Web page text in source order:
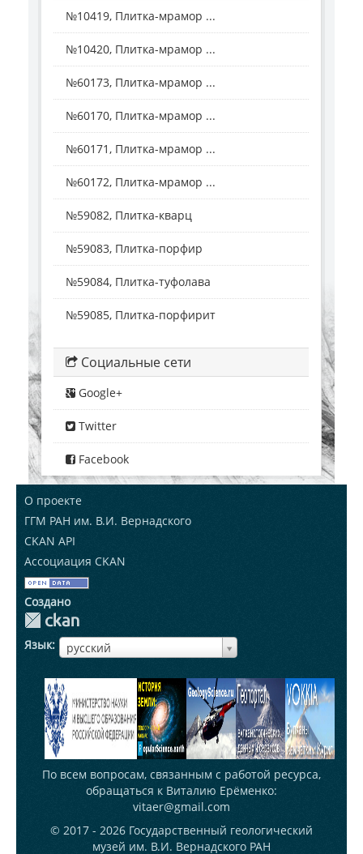
№10419, Плитка-мрамор ...
№10420, Плитка-мрамор ...
№60173, Плитка-мрамор ...
№60170, Плитка-мрамор ...
№60171, Плитка-мрамор ...
№60172, Плитка-мрамор ...
№59082, Плитка-кварц
№59083, Плитка-порфир
№59084, Плитка-туфолава
№59085, Плитка-порфирит
Социальные сети
Google+
Twitter
Facebook
О проекте
ГГМ РАН им. В.И. Вернадского
CKAN API
Ассоциация CKAN
Создано
Язык русский
ЯзыкЯзык
По всем вопросам, связанным с работой ресурса,
обращаться к Виталию Ерёменко:
vitaer@gmail.com
© 2017 - 2026 Государственный геологический
музей им. В.И. Вернадского РАН